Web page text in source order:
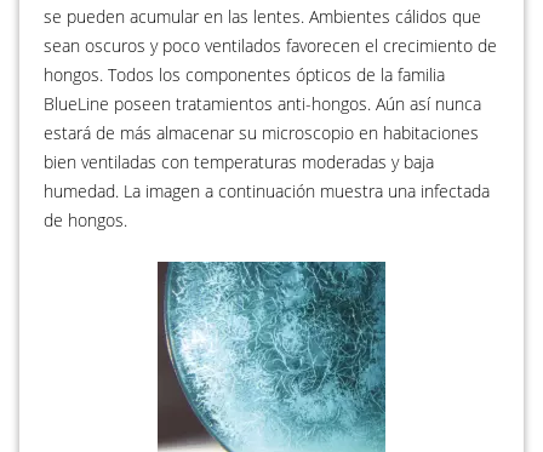
se pueden acumular en las lentes. Ambientes cálidos que
sean oscuros y poco ventilados favorecen el crecimiento de
hongos. Todos los componentes ópticos de la familia
BlueLine poseen tratamientos anti-hongos. Aún así nunca
estará de más almacenar su microscopio en habitaciones
bien ventiladas con temperaturas moderadas y baja
humedad. La imagen a continuación muestra una infectada
de hongos.